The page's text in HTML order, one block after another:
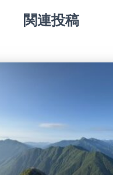
関連投稿